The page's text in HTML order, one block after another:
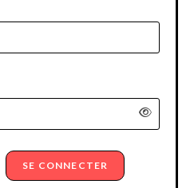
SE CONNECTER